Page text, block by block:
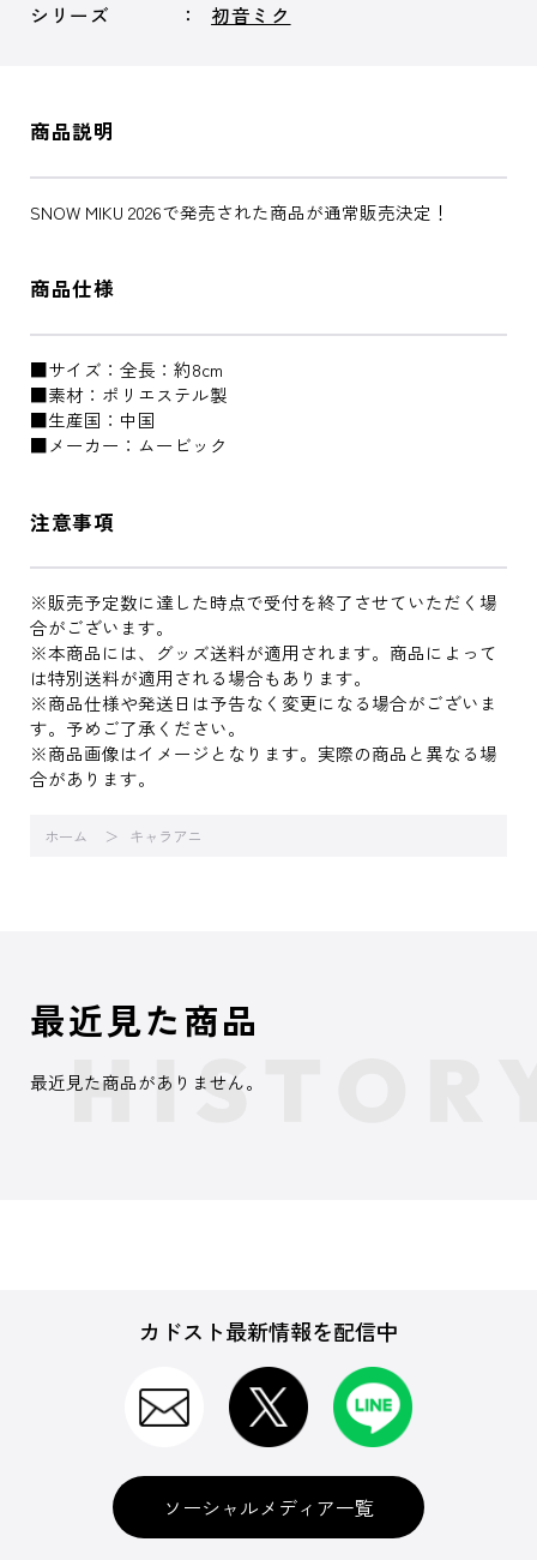
シリーズ
初音ミク
商品説明
SNOW MIKU 2026で発売された商品が通常販売決定！
商品仕様
■サイズ：全長：約8cm
■素材：ポリエステル製
■生産国：中国
■メーカー：ムービック
注意事項
※販売予定数に達した時点で受付を終了させていただく場
合がございます。
※本商品には、グッズ送料が適用されます。商品によって
は特別送料が適用される場合もあります。
※商品仕様や発送日は予告なく変更になる場合がございま
す。予めご了承ください。
※商品画像はイメージとなります。実際の商品と異なる場
合があります。
ホーム キャラアニ
最近見た商品
最近見た商品がありません。
カドスト最新情報を配信中
ソーシャルメディア一覧